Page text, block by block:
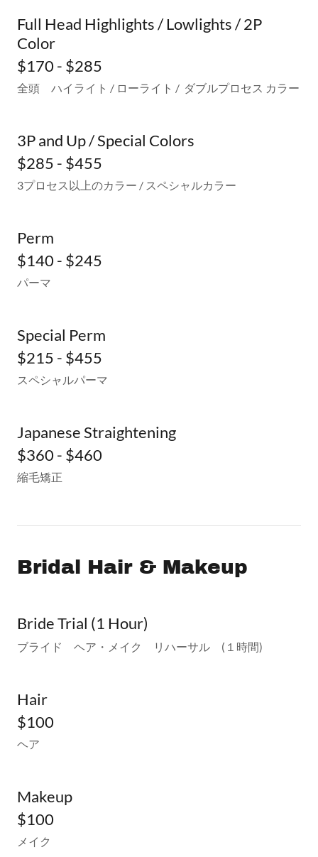
Full Head Highlights / Lowlights / 2P
Color
$170 - $285
全頭 ハイライト / ローライト / ダブルプロセス カラー
3P and Up / Special Colors
$285 - $455
3プロセス以上のカラー / スペシャルカラー
Perm
$140 - $245
パーマ
Special Perm
$215 - $455
スペシャルパーマ
Japanese Straightening
$360 - $460
縮毛矯正
Bridal Hair & Makeup
Bride Trial (1 Hour)
ブライド ヘア・メイク リハーサル (１時間)
Hair
$100
ヘア
Makeup
$100
メイク